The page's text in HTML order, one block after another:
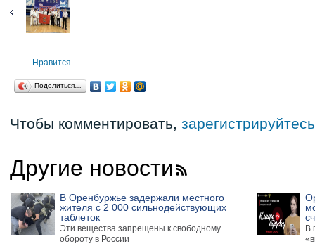
Нравится
Поделиться…
Чтобы комментировать, зарегистрируйтесь
Другие новости
В Оренбуржье задержали местного
жителя с 2 000 сильнодействующих
таблеток
Эти вещества запрещены к свободному
обороту в России
В